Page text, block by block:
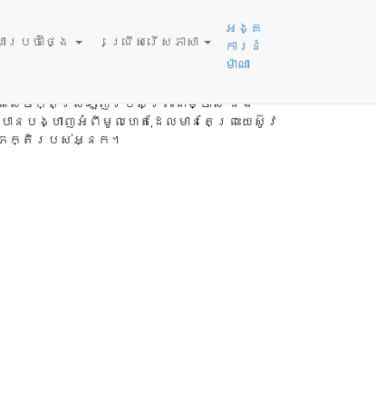
រចាំថ្ងៃ ជ្រើសរើសភាសា
អង្គ
ការនំ
ម៉ាណា
យ៉ាង​នេះ? ក្នុង​ចំណោម​មនុស្ស​ដែល​អ្នក​ស្គាល់
េចក្តី​ស្រឡាញ់​របស់​ព្រះជាម្ចាស់ និង​
ន​បង្ហាញ​អំពី​មូល​ហេតុ​ដែល​មាន​តែ​ព្រះ​យេស៊ូវ​
ត​ភក្តិ​របស់​អ្នក។